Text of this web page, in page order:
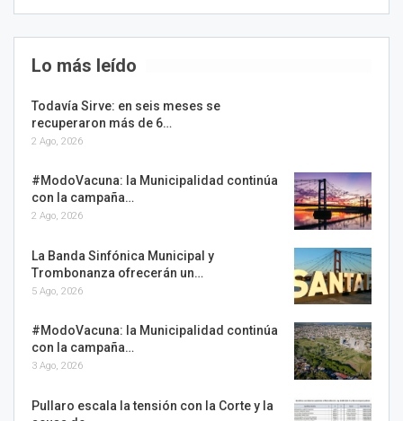
Lo más leído
Todavía Sirve: en seis meses se
recuperaron más de 6…
2 Ago, 2026
#ModoVacuna: la Municipalidad continúa
con la campaña…
2 Ago, 2026
La Banda Sinfónica Municipal y
Trombonanza ofrecerán un…
5 Ago, 2026
#ModoVacuna: la Municipalidad continúa
con la campaña…
3 Ago, 2026
Pullaro escala la tensión con la Corte y la